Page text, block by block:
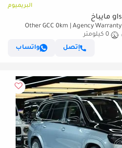
البريميوم
مرسيدس مايباخ gls600 مايباخ Other GCC 0km | Agency Warranty |
0 كيلومتر
إتصل
واتساب